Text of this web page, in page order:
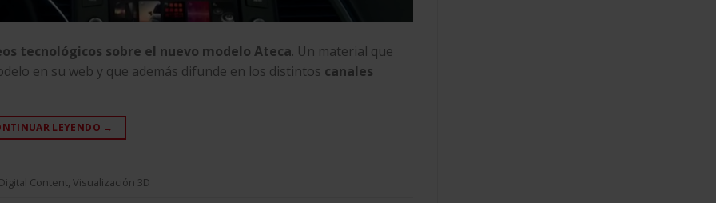
tecnológicos sobre el nuevo modelo Ateca. Un material que
en su web y que además difunde en los distintos canales
LEYENDO →
Digital Content, Visualización 3D